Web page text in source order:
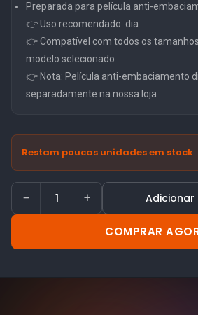
Preparada para película anti-
👉 Uso recomendado: dia
👉 Compatível com todos os
modelo selecionado
👉 Nota: Película anti-embaciamento
separadamente na nossa loja
Restam poucas unidades em stock
− + Adicionar
COMPRAR